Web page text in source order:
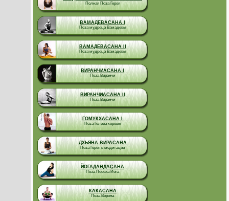
Полная Поза Героя
ВАМАДЕВАСАНА I
Поза мудреца Вамадевы
ВАМАДЕВАСАНА II
Поза мудреца Вамадевы
ВИРАНЧИАСАНА I
Поза Виранчи
ВИРАНЧИАСАНА II
Поза Виранчи
ГОМУКХАСАНА I
Поза Голова коровы
ДХЬЯНА ВИРАСАНА
Поза Героя в медитации
ЙОГАДАНДАСАНА
Поза Посоха Йога
КАКАСАНА
Поза Ворона